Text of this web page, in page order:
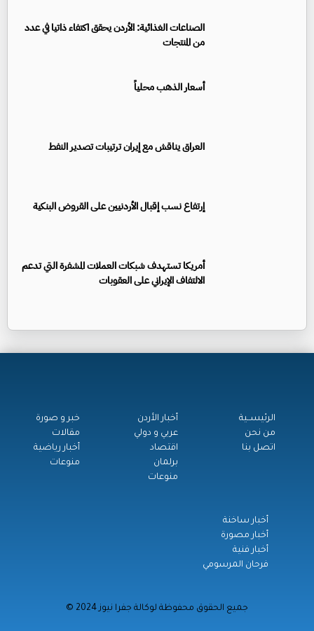
الصناعات الغذائية: الأردن يحقق اكتفاء ذاتيا في عدد
من المنتجات
أسعار الذهب محلياً
العراق يناقش مع إيران ترتيبات تصدير النفط
إرتفاع نسب إقبال الأردنيين على القروض البنكية
أمريكا تستهدف شبكات العملات المشفرة التي تدعم
الالتفاف الإيراني على العقوبات
الرئيســية
من نحن
اتصل بنا
أخبار الأردن
عربي و دولي
اقتصاد
برلمان
منوعات
خبر و صورة
مقالات
أخبار رياضية
منوعات
أخبار ساخنة
أخبار مصورة
أخبار فنية
فرحان المرسومي
© جميع الحقوق محفوظة لوكالة جفرا نيوز 2024